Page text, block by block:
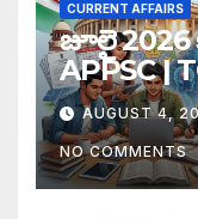
CURRENT AFFAIRS
జూలై 2026
APPSC |
Banking
AUGUST 4,
NO COMMENTS